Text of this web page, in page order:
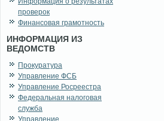
проверок
Финансовая грамотность
ИНФОРМАЦИЯ ИЗ
ВЕДОМСТВ
Прокуратура
Управление ФСБ
Управление Росреестра
Федеральная налоговая
служба
Управление